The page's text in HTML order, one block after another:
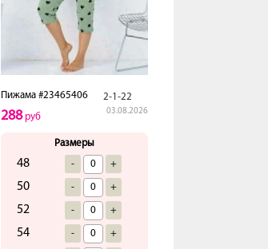
Пижама #23465406 2-1-22
03.08.2026
288руб
Размеры
48 - +
50 - +
52 - +
54 - +